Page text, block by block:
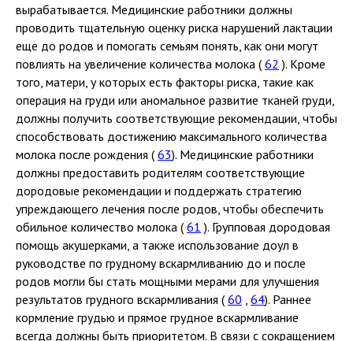
вырабатывается. Медицинские работники должны
проводить тщательную оценку риска нарушений лактации
еще до родов и помогать семьям понять, как они могут
повлиять на увеличение количества молока (62 ). Кроме
того, матери, у которых есть факторы риска, такие как
операция на груди или аномальное развитие тканей груди,
должны получить соответствующие рекомендации, чтобы
способствовать достижению максимального количества
молока после рождения (63). Медицинские работники
должны предоставить родителям соответствующие
дородовые рекомендации и поддержать стратегию
упреждающего лечения после родов, чтобы обеспечить
обильное количество молока (61 ). Групповая дородовая
помощь акушерками, а также использование доул в
руководстве по грудному вскармливанию до и после
родов могли бы стать мощными мерами для улучшения
результатов грудного вскармливания (60 64). Раннее
кормление грудью и прямое грудное вскармливание
всегда должны быть приоритетом. В связи с сокращением